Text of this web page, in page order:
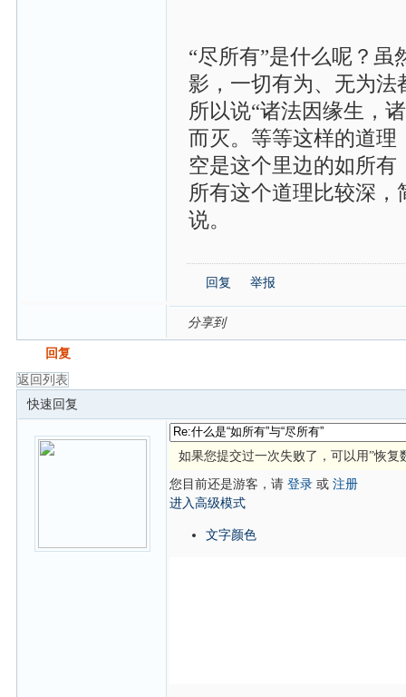
“尽所有”是什么呢？
影，一切有为、无为法
所以说“诸法因缘生，
而灭。等等这样的道理
空是这个里边的如所
所有这个道理比较深
说。
回复 举报
分享到
回复
返回列表
快速回复
如果您提交过一次失败了，可以用”恢复
您目前还是游客，请 登录或 注册
进入高级模式
文字颜色